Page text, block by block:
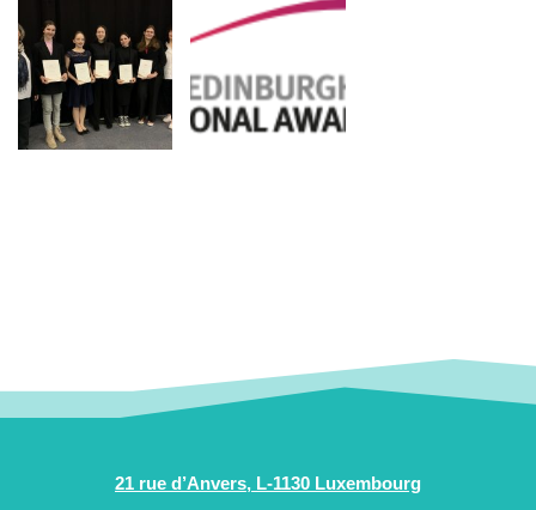
21 rue d’Anvers, L-1130 Luxembourg